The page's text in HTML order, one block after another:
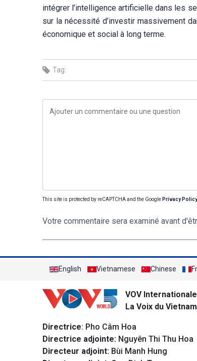
intégrer l’intelligence artificielle dans les
sur la nécessité d’investir massivement
économique et social à long terme.
Tag:
This site is protected by reCAPTCHA and the Google Privacy Policy
Votre commentaire sera examiné avant
English Vietnamese Chinese
VOV Internationale
La Voix du Vietnam
Directrice: Pho Câm Hoa
Directrice adjointe: Nguyên Thi Thu Hoa
Directeur adjoint: Bùi Manh Hung